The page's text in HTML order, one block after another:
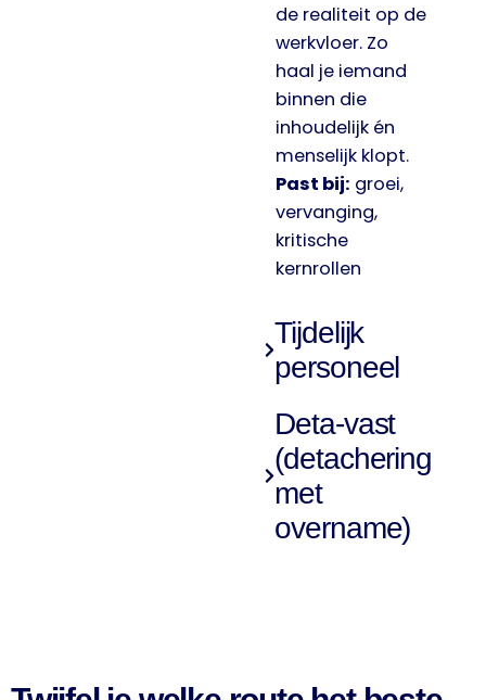
de realiteit op de
werkvloer. Zo
haal je iemand
binnen die
inhoudelijk én
menselijk klopt.
Past bij: groei,
vervanging,
kritische
kernrollen
Tijdelijk
personeel
Deta-vast
(detachering
met
overname)